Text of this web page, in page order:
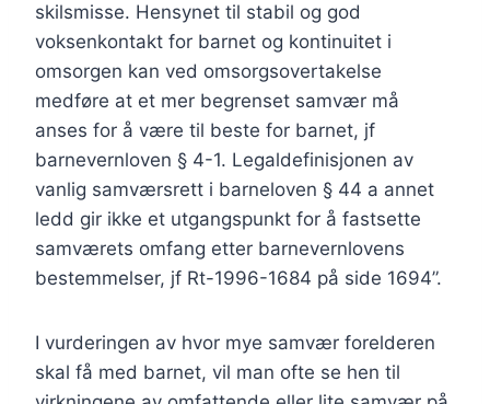
skilsmisse. Hensynet til stabil og god
voksenkontakt for barnet og kontinuitet i
omsorgen kan ved omsorgsovertakelse
medføre at et mer begrenset samvær må
anses for å være til beste for barnet, jf
barnevernloven § 4-1. Legaldefinisjonen av
vanlig samværsrett i barneloven § 44 a annet
ledd gir ikke et utgangspunkt for å fastsette
samværets omfang etter barnevernlovens
bestemmelser, jf Rt-1996-1684 på side 1694”.
I vurderingen av hvor mye samvær forelderen
skal få med barnet, vil man ofte se hen til